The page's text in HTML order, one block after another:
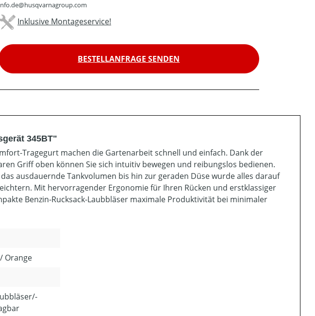
Inklusive Montageservice!
BESTELLANFRAGE SENDEN
345BT"
Tragegurt machen die Gartenarbeit schnell und einfach. Dank der
Griff oben können Sie sich intuitiv bewegen und reibungslos bedienen.
ausdauernde Tankvolumen bis hin zur geraden Düse wurde alles darauf
Mit hervorragender Ergonomie für Ihren Rücken und erstklassiger
Benzin-Rucksack-Laubbläser maximale Produktivität bei minimaler
Orange